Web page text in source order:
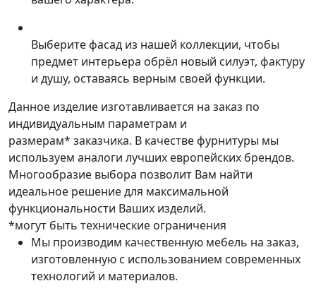
Выберите фасад из нашей коллекции, чтобы
предмет интерьера обрёл новый силуэт, фактуру
и душу, оставаясь верным своей функции.
Данное изделие изготавливается на заказ по
индивидуальным параметрам и
размерам* заказчика. В качестве фурнитуры мы
используем аналоги лучших европейских брендов.
Многообразие выбора позволит Вам найти
идеальное решение для максимальной
функциональности Ваших изделий.
*могут быть технические ограничения
Мы производим качественную мебель на заказ,
изготовленную с использованием современных
технологий и материалов.